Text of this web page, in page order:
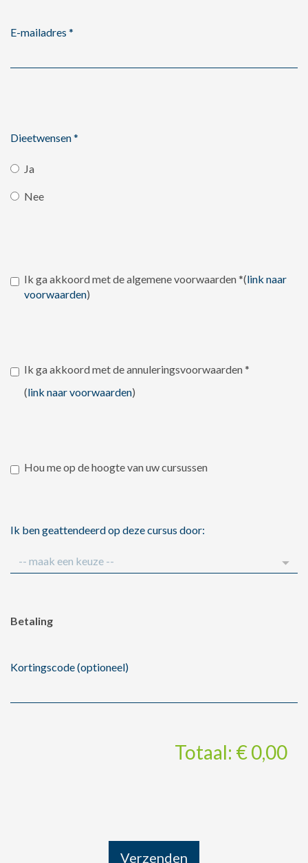
E-mailadres *
Dieetwensen*
Ja
Nee
Ik ga akkoord met de algemene voorwaarden*(link naar
voorwaarden)
Ik ga akkoord met de annuleringsvoorwaarden*
(link naar voorwaarden)
Hou me op de hoogte van uw cursussen
Ik ben geattendeerd op deze cursus door:
Betaling
Kortingscode (optioneel)
Totaal: € 0,00
Verzenden